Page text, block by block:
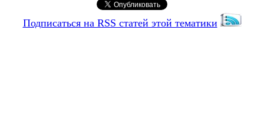
Подписаться на RSS статей этой тематики